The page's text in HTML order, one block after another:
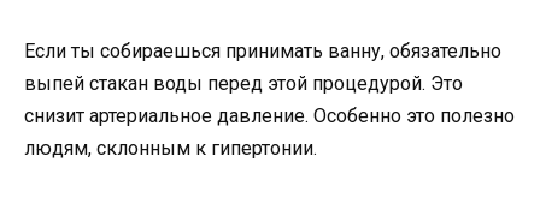
Если ты собираешься принимать ванну, обязательно
выпей стакан воды перед этой процедурой. Это
снизит артериальное давление. Особенно это полезно
людям, склонным к гипертонии.